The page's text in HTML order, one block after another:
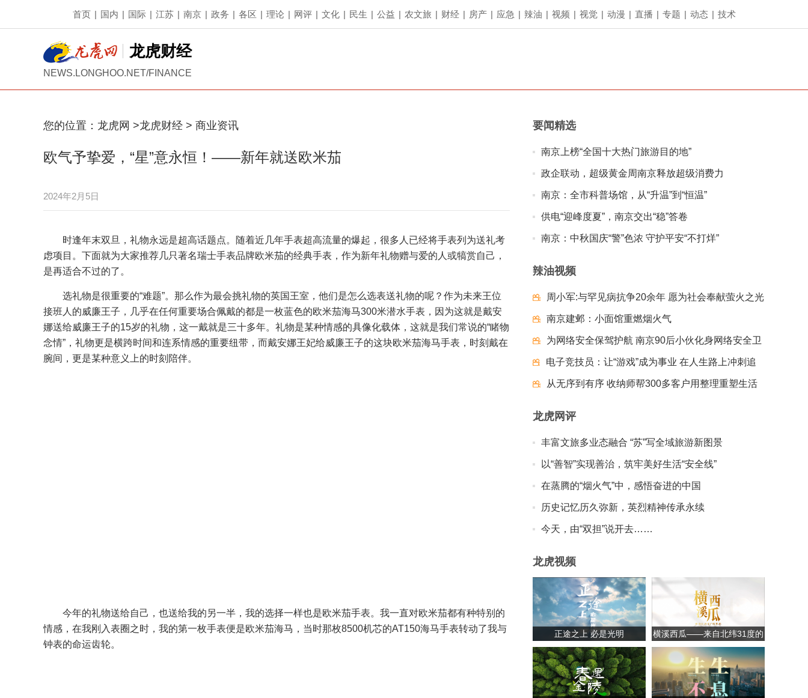
首页 | 国内 | 国际 | 江苏 | 南京 | 政务 | 各区 | 理论 | 网评 | 文化 | 民生 | 公益 | 农文旅 | 财经 | 房产 | 应急 | 辣油 | 视频 | 视觉 | 动漫 | 直播 | 专题 | 动态 | 技术
龙虎财经
NEWS.LONGHOO.NET/FINANCE
您的位置： 龙虎网 >龙虎财经 > 商业资讯
欧气予挚爱，“星”意永恒！——新年就送欧米茄
2024年2月5日
时逢年末双旦，礼物永远是超高话题点。随着近几年手表超高流量的爆起，很多人已经将手表列为送礼考
虑项目。下面就为大家推荐几只著名瑞士手表品牌欧米茄的经典手表，作为新年礼物赠与爱的人或犒赏自己，
是再适合不过的了。
选礼物是很重要的“难题”。那么作为最会挑礼物的英国王室，他们是怎么选表送礼物的呢？作为未来王位
接班人的威廉王子，几乎在任何重要场合佩戴的都是一枚蓝色的欧米茄海马300米潜水手表，因为这就是戴安
娜送给威廉王子的15岁的礼物，这一戴就是三十多年。礼物是某种情感的具像化载体，这就是我们常说的“睹物
念情”，礼物更是横跨时间和连系情感的重要纽带，而戴安娜王妃给威廉王子的这块欧米茄海马手表，时刻戴在
腕间，更是某种意义上的时刻陪伴。
今年的礼物送给自己，也送给我的另一半，我的选择一样也是欧米茄手表。我一直对欧米茄都有种特别的
情感，在我刚入表圈之时，我的第一枚手表便是欧米茄海马，当时那枚8500机芯的AT150海马手表转动了我与
钟表的命运齿轮。
要闻精选
南京上榜“全国十大热门旅游目的地”
政企联动，超级黄金周南京释放超级消费力
南京：全市科普场馆，从“升温”到“恒温”
供电“迎峰度夏”，南京交出“稳”答卷
南京：中秋国庆“警”色浓 守护平安“不打烊”
辣油视频
周小军:与罕见病抗争20余年 愿为社会奉献萤火之光
南京建邺：小面馆重燃烟火气
为网络安全保驾护航 南京90后小伙化身网络安全卫
士
电子竞技员：让“游戏”成为事业 在人生路上冲刺追
梦夺冠
从无序到有序 收纳师帮300多客户用整理重塑生活
龙虎网评
丰富文旅多业态融合 “苏”写全域旅游新图景
以“善智”实现善治，筑牢美好生活“安全线”
在蒸腾的“烟火气”中，感悟奋进的中国
历史记忆历久弥新，英烈精神传承永续
今天，由“双担”说开去……
龙虎视频
正途之上 必是光明
横溪西瓜——来自北纬31度的
甘甜